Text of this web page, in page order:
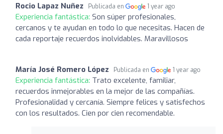
Rocio Lapaz Nuñez Publicada en 1 year ago
Experiencia fantástica: Son súper profesionales,
cercanos y te ayudan en todo lo que necesitas. Hacen de
cada reportaje recuerdos inolvidables. Maravillosos
María José Romero López Publicada en 1 year ago
Experiencia fantástica: Trato excelente, familiar,
recuerdos inmejorables en la mejor de las compañías.
Profesionalidad y cercanía. Siempre felices y satisfechos
con los resultados. Cien por cien recomendable.